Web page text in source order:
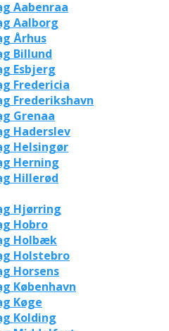
Aabenraa
Aalborg
Århus
Billund
Esbjerg
Fredericia
Frederikshavn
Grenaa
Haderslev
Helsingør
Herning
Hillerød
Hjørring
Hobro
Holbæk
Holstebro
Horsens
København
Køge
Kolding